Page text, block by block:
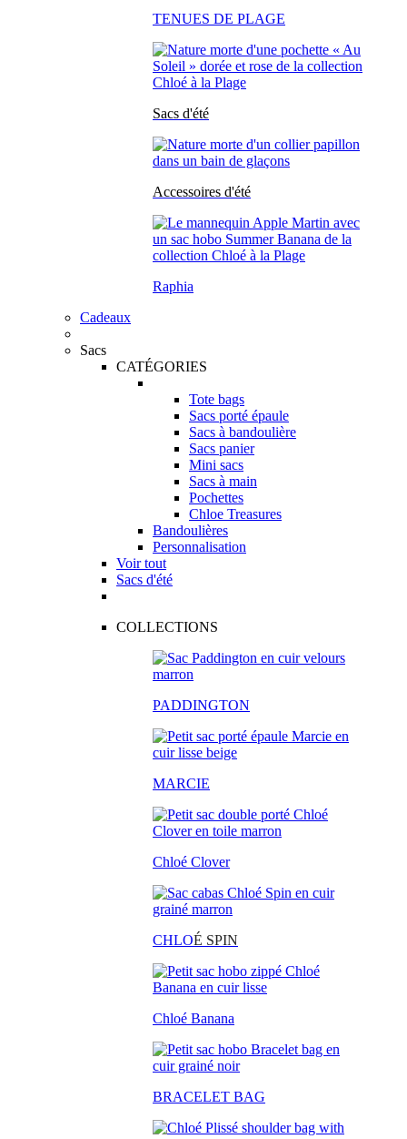
TENUES DE PLAGE
Sacs d'été
Accessoires d'été
Raphia
Cadeaux
Sacs
CATÉGORIES
Tote bags
Sacs porté épaule
Sacs à bandoulière
Sacs panier
Mini sacs
Sacs à main
Pochettes
Chloe Treasures
Bandoulières
Personnalisation
Voir tout
Sacs d'été
COLLECTIONS
PADDINGTON
MARCIE
Chloé Clover
CHLOÉ SPIN
Chloé Banana
BRACELET BAG